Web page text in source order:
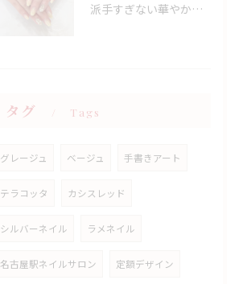
派手すぎない華やかさ◎上品イエローネイル特集
タグ Tags
グレージュ ベージュ 手書きアート
テラコッタ カシスレッド
シルバーネイル ラメネイル
名古屋駅ネイルサロン 定額デザイン